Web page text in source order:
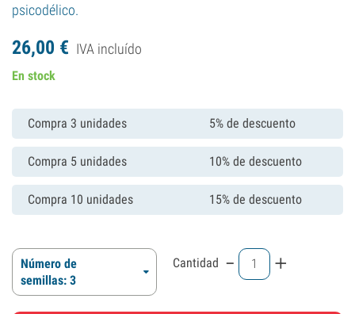
psicodélico.
26,00 € IVA incluído
En stock
Compra 3 unidades 5% de descuento
Compra 5 unidades 10% de descuento
Compra 10 unidades 15% de descuento
Número de
semillas: 3
Cantidad - +